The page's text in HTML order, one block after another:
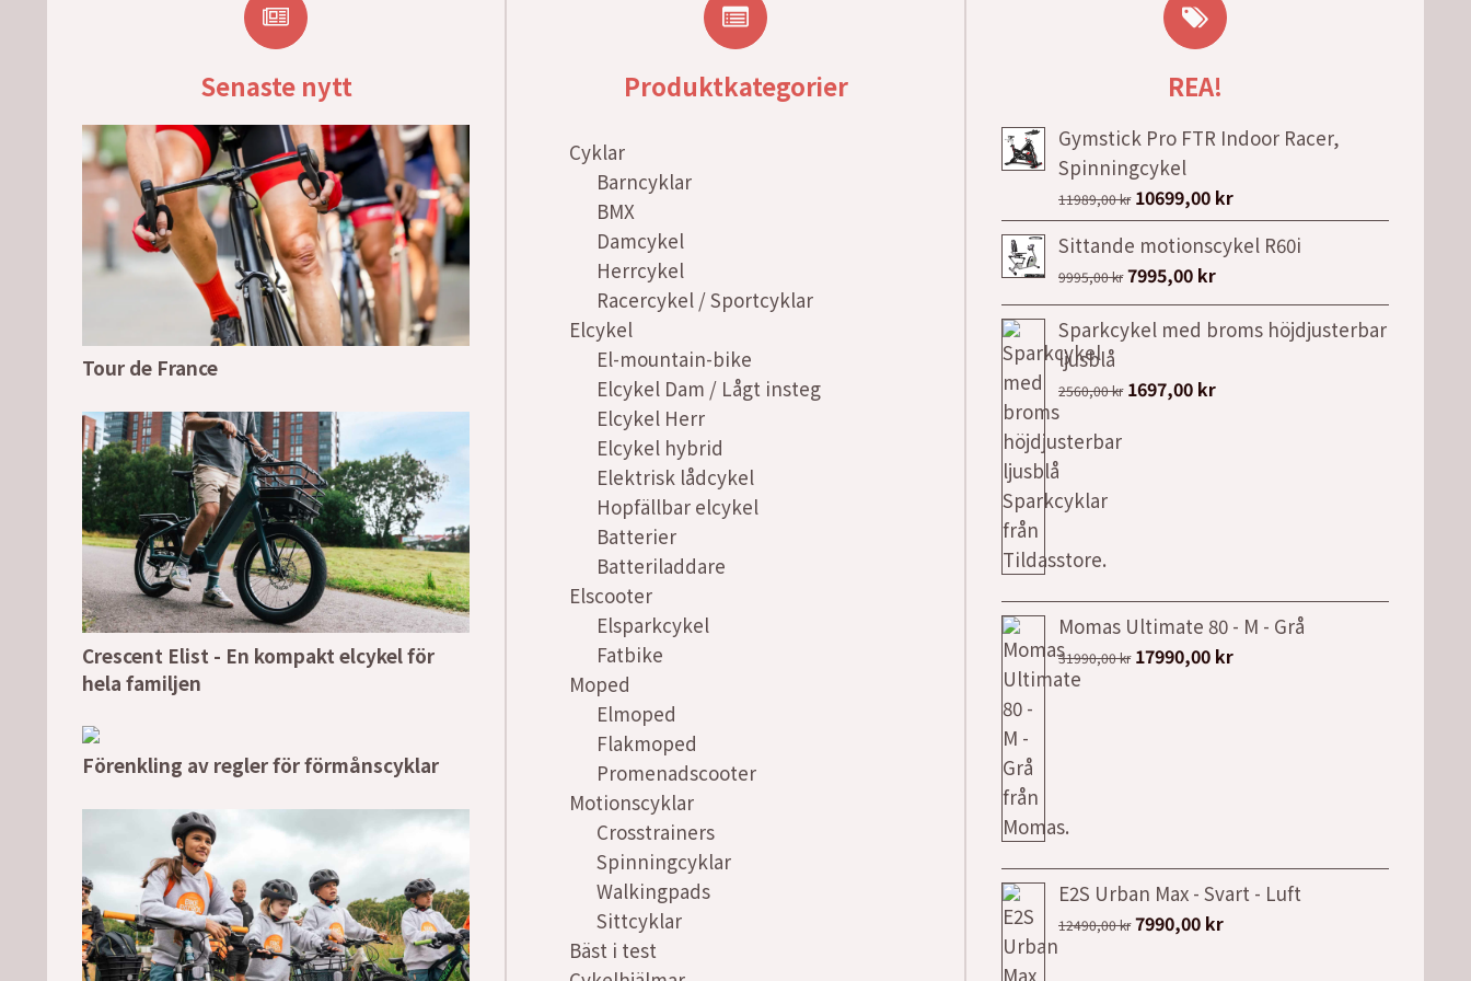
Senaste nytt
Tour de France
Crescent Elist - En kompakt elcykel för
hela familjen
Förenkling av regler för förmånscyklar
Produktkategorier
Cyklar
Barncyklar
BMX
Damcykel
Herrcykel
Racercykel / Sportcyklar
Elcykel
El-mountain-bike
Elcykel Dam / Lågt insteg
Elcykel Herr
Elcykel hybrid
Elektrisk lådcykel
Hopfällbar elcykel
Batterier
Batteriladdare
Elscooter
Elsparkcykel
Fatbike
Moped
Elmoped
Flakmoped
Promenadscooter
Motionscyklar
Crosstrainers
Spinningcyklar
Walkingpads
Sittcyklar
Bäst i test
REA!
Gymstick Pro FTR Indoor Racer,
Spinningcykel
11989,00kr Det
ursprungliga
priset
var:
11989,00 kr.
10699,00 kr
nuvarande
priset
10699,00 kr.
Sittande motionscykel R60i
9995,00kr Det
ursprungliga
priset
9995,00 kr.
7995,00 kr
nuvarande
priset
Sparkcykel med broms höjdjusterbar
ljusblå
2560,00kr Det
1697,00 kr
Momas Ultimate 80 - M - Grå
31990,00kr Det
17990,00 kr
E2S Urban Max - Svart - Luft
12490,00kr Det
7990,00 kr